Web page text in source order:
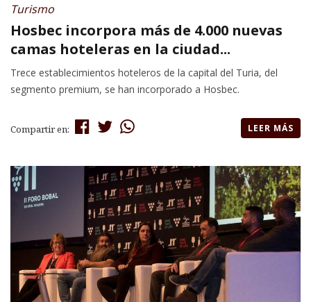
Turismo
Hosbec incorpora más de 4.000 nuevas
camas hoteleras en la ciudad...
Trece establecimientos hoteleros de la capital del Turia, del
segmento premium, se han incorporado a Hosbec.
Compartir en: LEER MÁS